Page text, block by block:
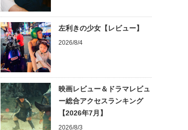
左利きの少女【レビュー】
2026/8/4
映画レビュー＆ドラマレビュ
ー総合アクセスランキング
【2026年7月】
2026/8/3